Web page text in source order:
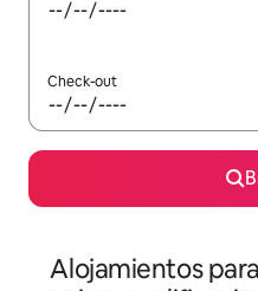
Check-out
Alojamientos